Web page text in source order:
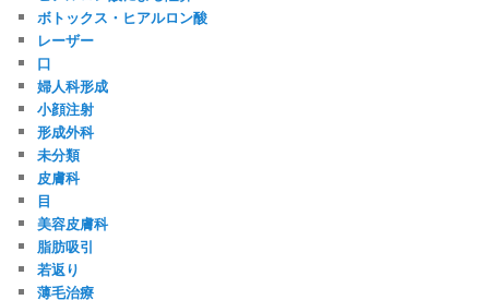
ボトックス・ヒアルロン酸
レーザー
口
婦人科形成
小顔注射
形成外科
未分類
皮膚科
目
美容皮膚科
脂肪吸引
若返り
薄毛治療